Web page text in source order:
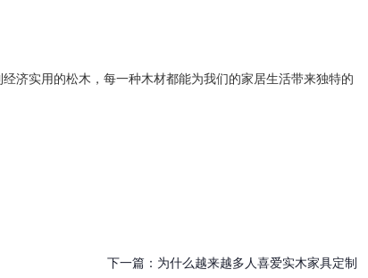
济实用的松木，每一种木材都能为我们的家居生活带来独特的
下一篇： 为什么越来越多人喜爱实木家具定制